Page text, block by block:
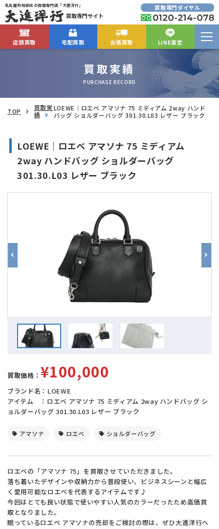
名古屋市昭和区の買取専門店「大進洋行」
買取専門サイト
買取専門ダイヤル
店頭買取 宅配買取 出張買取 LINE査定
買取実績
PURCHASE RECORD
TOP
買取実
績
LOEWE｜ロエベ アマソナ 75 ミディアム 2way ハンド
バッグ ショルダーバッグ 301.30.L03 レザー ブラック
LOEWE｜ロエベ アマソナ 75 ミディアム
2way ハンドバッグ ショルダーバッグ
301.30.L03 レザー ブラック
買取価格： ¥100,000
ブランド名：LOEWE
アイテム ：ロエベ アマソナ 75 ミディアム 2way ハンドバッグ シ
ョルダーバッグ 301.30.L03 レザー ブラック
アマソナ ロエベ ショルダーバッグ
ロエベの「アマソナ 75」を買取させていただきました。
落ち着いたデザインや収納力から普段使い、ビジネスシーンと幅広
く愛用可能なロエベを代表するアイテムです♪
今回はとても良い状態で使いやすい人気のカラーだったため高価買
取となりました。
眠っているロエベ アマソナの売却をご検討の際は、ぜひ大進洋行へ